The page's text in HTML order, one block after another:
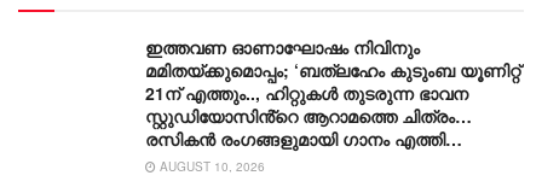
ഇത്തവണ ഓണാഘോഷം നിവിനും
മമിതയ്ക്കുമൊപ്പം; ‘ബത്‍ലഹേം കുടുംബ യൂണിറ്റ്
21ന് എത്തും.., ഹിറ്റുകൾ തുടരുന്ന ഭാവന
സ്റ്റുഡിയോസിൻ്റെ ആറാമത്തെ ചിത്രം…
രസികൻ രംഗങ്ങളുമായി ഗാനം എത്തി…
AUGUST 10, 2026